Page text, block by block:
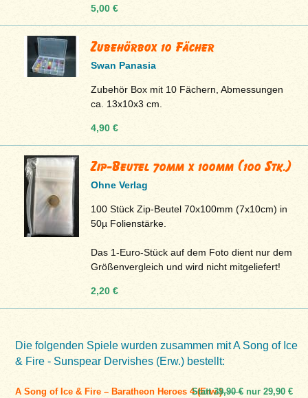
5,00 €
Zubehörbox 10 Fächer
Swan Panasia
Zubehör Box mit 10 Fächern, Abmessungen
ca. 13x10x3 cm.
4,90 €
Zip-Beutel 70mm x 100mm (100 Stk.)
Ohne Verlag
100 Stück Zip-Beutel 70x100mm (7x10cm) in
50µ Folienstärke.
Das 1-Euro-Stück auf dem Foto dient nur dem
Größenvergleich und wird nicht mitgeliefert!
2,20 €
Die folgenden Spiele wurden zusammen mit A Song of Ice
& Fire - Sunspear Dervishes (Erw.) bestellt:
A Song of Ice & Fire – Baratheon Heroes 4 (Erw.)
Statt39,90 €nur 29,90 €